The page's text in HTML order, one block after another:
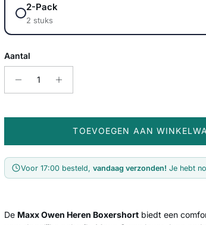
2-Pack
2 stuks
Aantal
TOEVOEGEN AAN
Voor 17:00 besteld, vandaag verzonden! Je hebt
De Maxx Owen Heren Boxershortbiedt een